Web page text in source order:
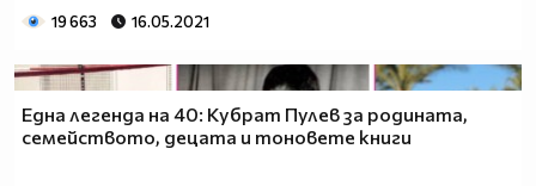
19 663 16.05.2021
Една легенда на 40: Кубрат Пулев за родината,
семейството, децата и тоновете книги